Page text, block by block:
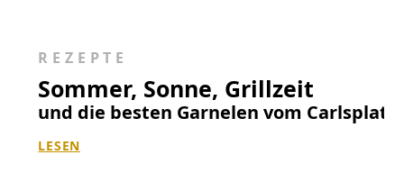
REZEPTE
Sommer, Sonne, Grillzeit
und die besten Garnelen vom Carlsplatz
LESEN